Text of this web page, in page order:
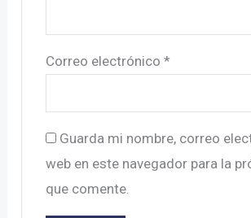
Correo electrónico *
Guarda mi nombre, correo
web en este navegador para la
que comente.